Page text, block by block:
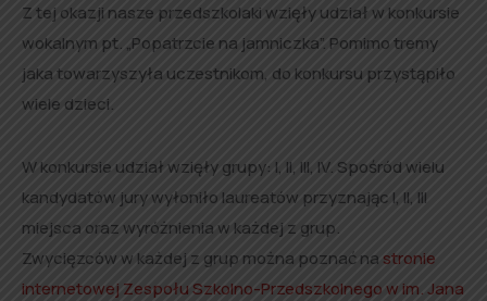
Z tej okazji nasze przedszkolaki wzięły udział w konkursie
wokalnym pt. „Popatrzcie na jamniczka”. Pomimo tremy
jaka towarzyszyła uczestnikom, do konkursu przystąpiło
wiele dzieci.
W konkursie udział wzięły grupy: I, II, III, IV. Spośród wielu
kandydatów jury wyłoniło laureatów przyznając I, II, III
miejsca oraz wyróżnienia w każdej z grup.
Zwycięzców w każdej z grup można poznać na stronie
internetowej Zespołu Szkolno-Przedszkolnego w im. Jana